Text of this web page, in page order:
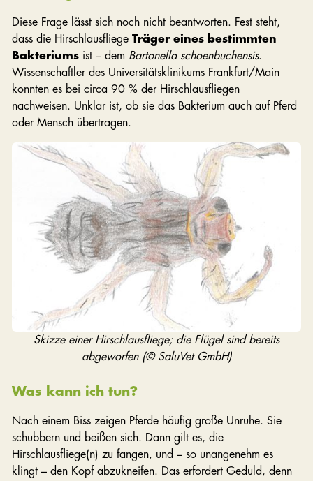
Diese Frage lässt sich noch nicht beantworten. Fest steht,
dass die Hirschlausfliege Träger eines bestimmten
Bakteriumsist – dem Bartonella schoenbuchensis.
Wissenschaftler des Universitätsklinikums Frankfurt/Main
konnten es bei circa 90 % der Hirschlausfliegen
nachweisen. Unklar ist, ob sie das Bakterium auch auf Pferd
oder Mensch übertragen.
Skizze einer Hirschlausfliege; die Flügel sind bereits
abgeworfen (© SaluVet GmbH)
Was kann ich tun?
Nach einem Biss zeigen Pferde häufig große Unruhe. Sie
schubbern und beißen sich. Dann gilt es, die
Hirschlausfliege(n) zu fangen, und – so unangenehm es
klingt – den Kopf abzukneifen. Das erfordert Geduld, denn